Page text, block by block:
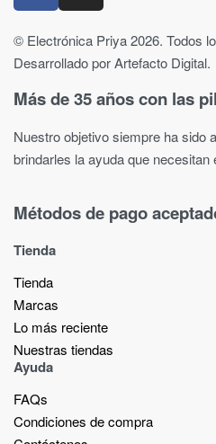
© Electrónica Priya 2026. Todos
Desarrollado por Artefacto Digital.
Más de 35 años con las
Nuestro objetivo siempre ha sido
brindarles la ayuda que necesitan
Métodos de pago
Tienda
Tienda
Marcas
Lo más reciente​
Nuestras tiendas​
Ayuda
FAQs
Condiciones de compra